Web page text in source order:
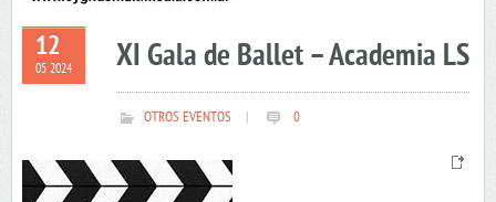
12
05 2024 XI Gala de Ballet – Academia LS
OTROS EVENTOS 0